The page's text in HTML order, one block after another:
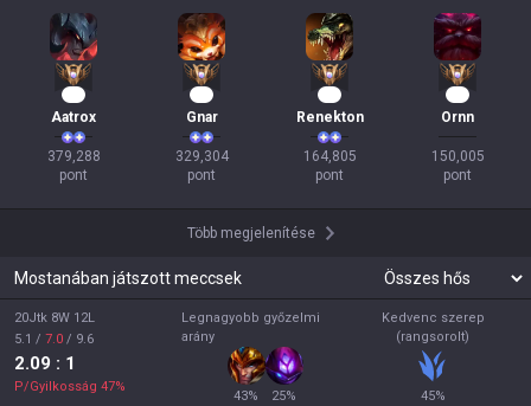
Aatrox
379,288
pont
Gnar
329,304
pont
Renekton
164,805
pont
Ornn
150,005
pont
Több megjelenítése
Mostanában játszott meccsek
20Jtk 8W 12L
5.1 / 7.0 / 9.6
2.09 : 1
P/Gyilkosság 47%
Legnagyobb győzelmi
arány
43% 25%
Kedvenc szerep
(rangsorolt)
45%